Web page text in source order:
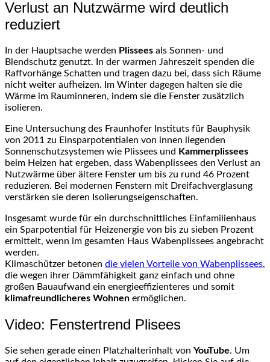
Verlust an Nutzwärme wird deutlich
reduziert
In der Hauptsache werden Plissees als Sonnen- und
Blendschutz genutzt. In der warmen Jahreszeit spenden die
Raffvorhänge Schatten und tragen dazu bei, dass sich Räume
nicht weiter aufheizen. Im Winter dagegen halten sie die
Wärme im Rauminneren, indem sie die Fenster zusätzlich
isolieren.
Eine Untersuchung des Fraunhofer Instituts für Bauphysik
von 2011 zu Einsparpotentialen von innen liegenden
Sonnenschutzsystemen wie Plissees und Kammerplissees
beim Heizen hat ergeben, dass Wabenplissees den Verlust an
Nutzwärme über ältere Fenster um bis zu rund 46 Prozent
reduzieren. Bei modernen Fenstern mit Dreifachverglasung
verstärken sie deren Isolierungseigenschaften.
Insgesamt wurde für ein durchschnittliches Einfamilienhaus
ein Sparpotential für Heizenergie von bis zu sieben Prozent
ermittelt, wenn im gesamten Haus Wabenplissees angebracht
werden.
Klimaschützer betonen die vielen Vorteile von Wabenplissees,
die wegen ihrer Dämmfähigkeit ganz einfach und ohne
großen Bauaufwand ein energieeffizienteres und somit
klimafreundlicheres Wohnen ermöglichen.
Video: Fenstertrend Plisees
Sie sehen gerade einen Platzhalterinhalt von YouTube. Um